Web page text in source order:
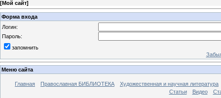
[Мой сайт]
Форма входа
Логин:
Пароль:
запомнить
Меню сайта
Главная Православная БИБЛИОТЕКА
Художественная и научная литература
Статьи
Видео